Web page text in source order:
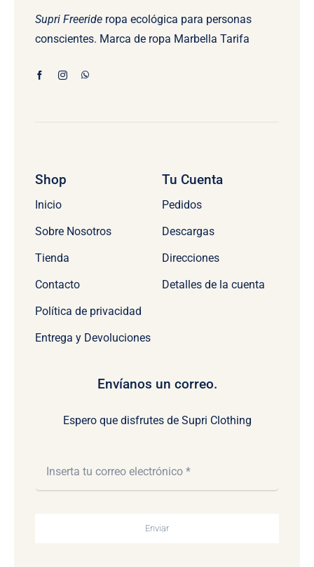
Supri Freerideropa ecológica para personas
conscientes. Marca de ropa Marbella Tarifa
Shop
Inicio
Sobre Nosotros
Tienda
Contacto
Política de privacidad
Entrega y Devoluciones
Tu Cuenta
Pedidos
Descargas
Direcciones
Detalles de la cuenta
Envíanos un correo.
Espero que disfrutes de Supri Clothing
Enviar